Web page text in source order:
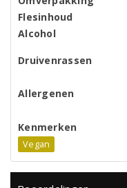
Flesinhoud
Alcohol
Druivenrassen
Allergenen
Kenmerken
Vegan